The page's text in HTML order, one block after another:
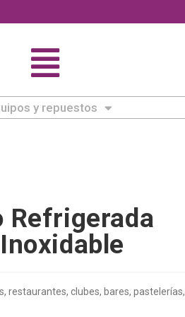
y repuestos
Refrigerada
restaurantes, clubes, bares, pastelerías,